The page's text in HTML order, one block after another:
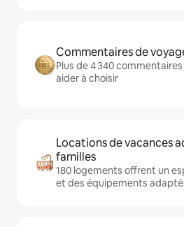
Commentaires de
Plus de 4 340
aider à choisir
Locations de vacances
familles
180 logements offrent un
et des équipements